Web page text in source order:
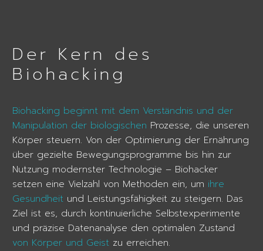
Der Kern des
Biohacking
Biohacking beginnt mit dem Verständnis und der
Manipulation der biologischen Prozesse, die unseren
Körper steuern. Von der Optimierung der Ernährung
über gezielte Bewegungsprogramme bis hin zur
Nutzung modernster Technologie – Biohacker
setzen eine Vielzahl von Methoden ein, um ihre
Gesundheit und Leistungsfähigkeit zu steigern. Das
Ziel ist es, durch kontinuierliche Selbstexperimente
und präzise Datenanalyse den optimalen Zustand
von Körper und Geist zu erreichen.